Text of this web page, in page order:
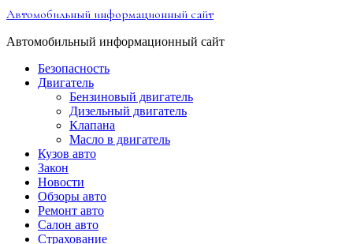
Перейти
содержимому
Автомобильный информационный сайт
Автомобильный информационный сайт
Безопасность
Двигатель
Бензиновый двигатель
Дизельный двигатель
Клапана
Масло в двигатель
Кузов авто
Закон
Новости
Обзоры авто
Ремонт авто
Салон авто
Страхование